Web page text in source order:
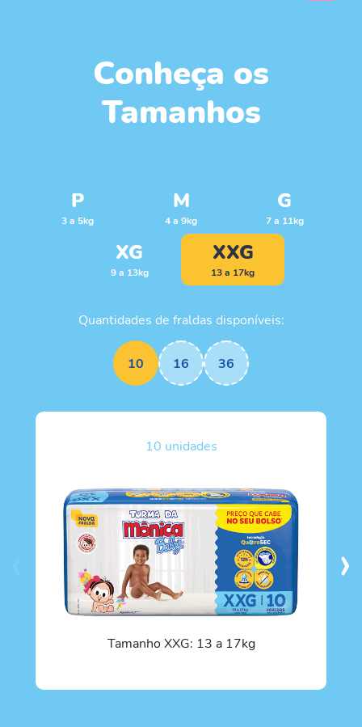
Conheça os
Tamanhos
P
3 a 5kg
M
4 a 9kg
G
7 a 11kg
XG
9 a 13kg
XXG
13 a 17kg
Quantidades de fraldas disponíveis:
10 16 36
10 unidades
Tamanho XXG: 13 a 17kg
›